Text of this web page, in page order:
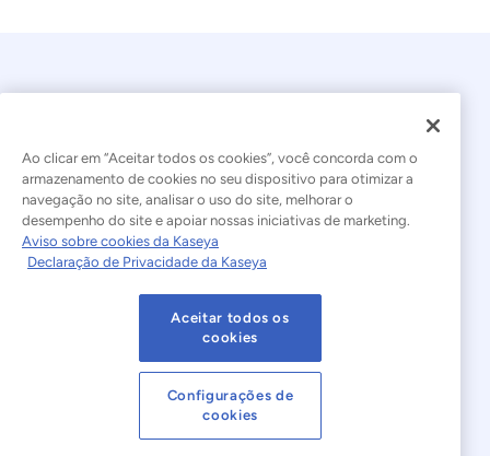
© 2026 Kaseya. Todos os direitos reservados.
Português Brasileiro
Declaração sobre a Escravidão Moderna
Termos de Uso do Site Declaração de Privacidade
Mapa do site Cookies Settings
Aviso sobre cookies
Ao clicar em “Aceitar todos os cookies”, você concorda com o
armazenamento de cookies no seu dispositivo para otimizar a
navegação no site, analisar o uso do site, melhorar o
desempenho do site e apoiar nossas iniciativas de marketing.
Aviso sobre cookies da Kaseya
Declaração de Privacidade da Kaseya
Aceitar todos os
cookies
Configurações de
cookies